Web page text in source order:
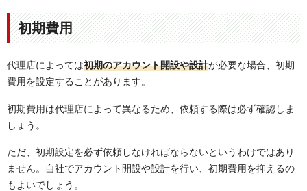
初期費用
代理店によっては初期のアカウント開設や設計が必要な場合、初期
費用を設定することがあります。
初期費用は代理店によって異なるため、依頼する際は必ず確認しま
しょう。
ただ、初期設定を必ず依頼しなければならないというわけではあり
ません。自社でアカウント開設や設計を行い、初期費用を抑えるの
もよいでしょう。